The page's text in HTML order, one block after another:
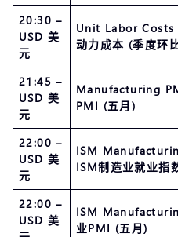
20:30 –
USD 美
元
Unit Labor Costs
动力成本 (季度环
21:45 –
USD 美
元
Manufacturing
PMI (五月)
22:00 –
USD 美
元
ISM
ISM制造业就业指
22:00 –
USD 美
ISM
业PMI (五月)